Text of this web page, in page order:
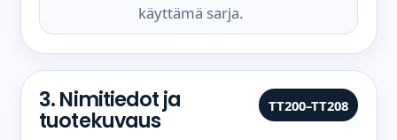
käyttämä sarja.
3. Nimitiedot ja
tuotekuvaus
TT200–TT208